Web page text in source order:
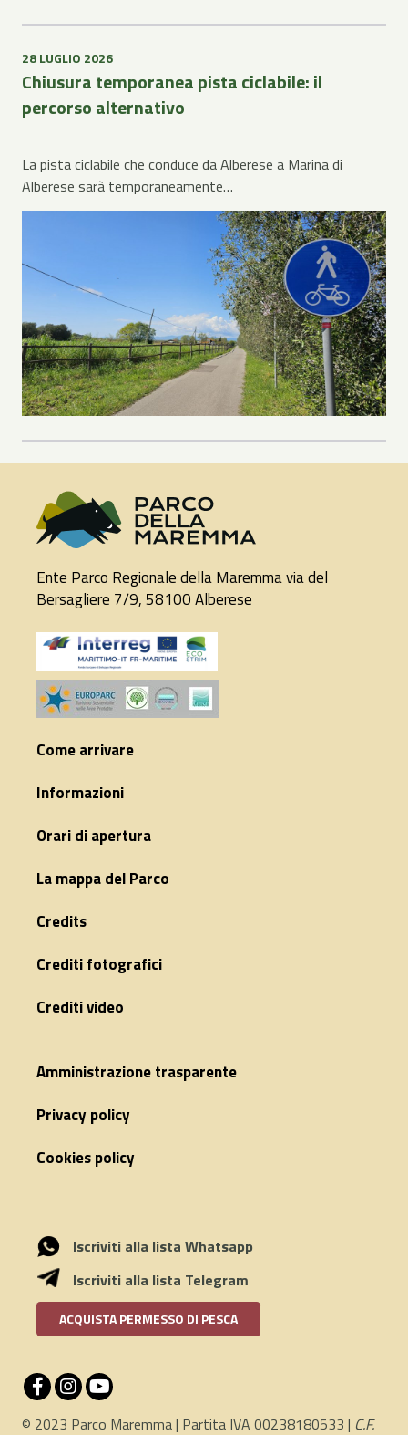
28 LUGLIO 2026
Chiusura temporanea pista ciclabile: il
percorso alternativo
La pista ciclabile che conduce da Alberese a Marina di
Alberese sarà temporaneamente…
Ente Parco Regionale della Maremma via del
Bersagliere 7/9, 58100 Alberese
Come arrivare
Informazioni
Orari di apertura
La mappa del Parco
Credits
Crediti fotografici
Crediti video
Amministrazione trasparente
Privacy policy
Cookies policy
Iscriviti alla lista Whatsapp
Iscriviti alla lista Telegram
ACQUISTA PERMESSO DI PESCA
© 2023 Parco Maremma | Partita IVA 00238180533 | C.F.